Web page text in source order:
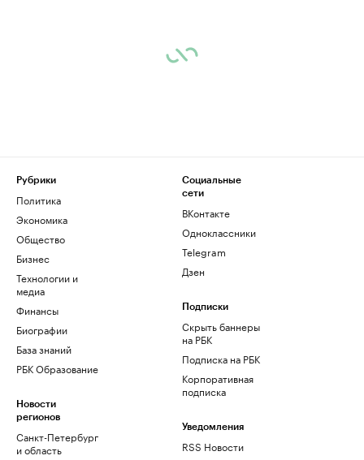
Рубрики
Политика
Экономика
Общество
Бизнес
Технологии и
медиа
Финансы
Биографии
База знаний
РБК Образование
Новости
регионов
Санкт-Петербург
и область
Социальные
сети
ВКонтакте
Одноклассники
Telegram
Дзен
Подписки
Скрыть баннеры
на РБК
Подписка на РБК
Корпоративная
подписка
Уведомления
RSS Новости